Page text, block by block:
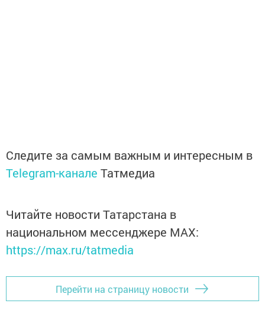
Следите за самым важным и интересным в
Telegram-канале Татмедиа
Читайте новости Татарстана в
национальном мессенджере MАХ:
https://max.ru/tatmedia
Перейти на страницу новости